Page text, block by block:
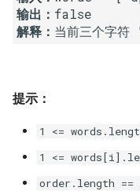
16. 数值的整数次方
20. 表示数值的字符串
14. 字符串中的变位词
符串
17. 含有所有字符的最
串
2.6. 回文链表
3.2. 栈的最小值
输出：
解释： 当前三个字
提示：
1 <=
1 <=
order.length ==